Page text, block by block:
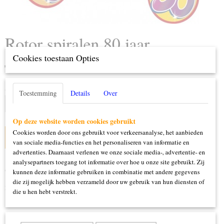
Rotor spiralen 80 jaar
€ 2,25
Aantal
IN WINKELWAGEN
Omschrijving
3 stuks
Cookies toestaan Opties
Toestemming Details Over
Op deze website worden cookies gebruikt
Cookies worden door ons gebruikt voor verkeersanalyse, het aanbieden
van sociale media-functies en het personaliseren van informatie en
advertenties. Daarnaast verlenen we onze sociale media-, advertentie- en
analysepartners toegang tot informatie over hoe u onze site gebruikt. Zij
kunnen deze informatie gebruiken in combinatie met andere gegevens
die zij mogelijk hebben verzameld door uw gebruik van hun diensten of
die u hen hebt verstrekt.